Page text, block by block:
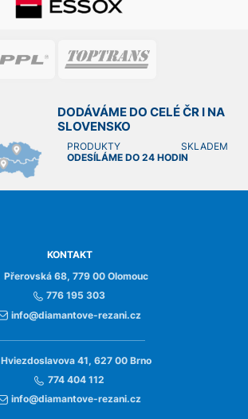
DODÁVÁME DO CELÉ ČR I NA
SLOVENSKO
PRODUKTY SKLADEM
ODESÍLÁME DO 24 HODIN
KONTAKT
Přerovská 68, 779 00 Olomouc
776 195 303
info@diamantove-rezani.cz
Hviezdoslavova 41, 627 00 Brno
774 404 112
info@diamantove-rezani.cz